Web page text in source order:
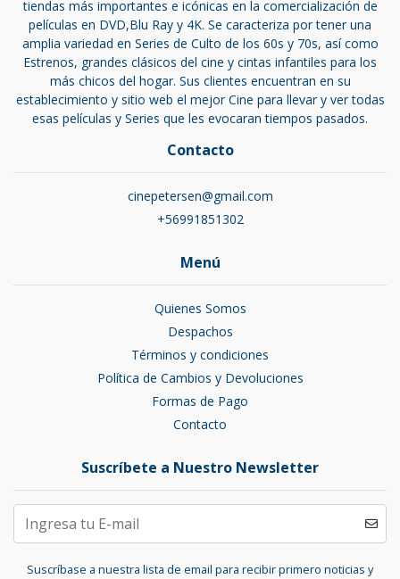
tiendas más importantes e icónicas en la comercialización de
películas en DVD,Blu Ray y 4K. Se caracteriza por tener una
amplia variedad en Series de Culto de los 60s y 70s, así como
Estrenos, grandes clásicos del cine y cintas infantiles para los
más chicos del hogar. Sus clientes encuentran en su
establecimiento y sitio web el mejor Cine para llevar y ver todas
esas películas y Series que les evocaran tiempos pasados.
Contacto
cinepetersen@gmail.com
+56991851302
Menú
Quienes Somos
Despachos
Términos y condiciones
Política de Cambios y Devoluciones
Formas de Pago
Contacto
Suscríbete a Nuestro Newsletter
Suscríbase a nuestra lista de email para recibir primero noticias y